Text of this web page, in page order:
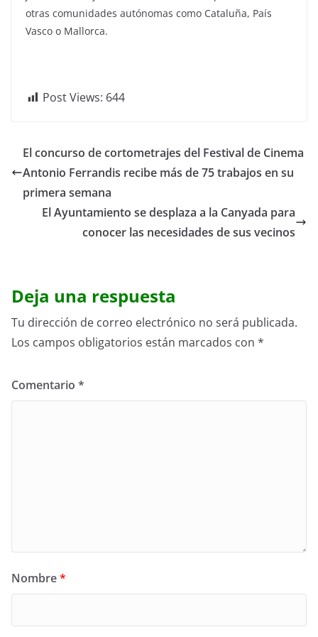
otras comunidades autónomas como Cataluña, País
Vasco o Mallorca.
Post Views: 644
El concurso de cortometrajes del Festival de Cinema
Antonio Ferrandis recibe más de 75 trabajos en su
primera semana
El Ayuntamiento se desplaza a la Canyada para
conocer las necesidades de sus vecinos
Deja una respuesta
Tu dirección de correo electrónico no será publicada.
Los campos obligatorios están marcados con *
Comentario *
Nombre*